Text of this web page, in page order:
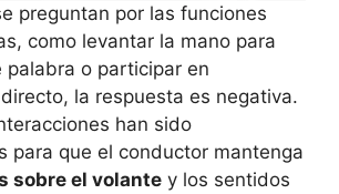
preguntan por las funciones
como levantar la mano para
palabra o participar en
la respuesta es negativa.
han sido
para que el conductor mantenga
sobre el volante y los sentidos